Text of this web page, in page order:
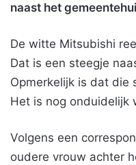
naast het
De witte Mitsubishi
Dat is een steegje
Opmerkelijk is dat die
Het is nog onduidelijk
Volgens een
oudere vrouw achter